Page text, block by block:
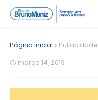
Página inicial
Publicidade
março 14, 2019